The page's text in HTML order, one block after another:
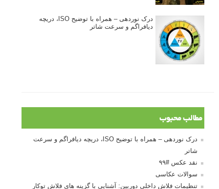
درک نوردهی – همراه با توضیح ISO، دریچه
دیافراگم و سرعت شاتر
مطالب محبوب
درک نوردهی – همراه با توضیح ISO، دریچه دیافراگم و سرعت
شاتر
نقد عکس #۹۹
سوالات عکاسی
تنظیمات فلاش داخلی دوربین: آشنایی با گزینه های فلاش توکار